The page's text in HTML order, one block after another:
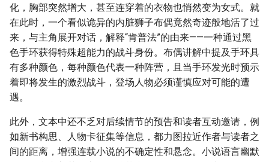
化，胸部突然增大，甚至连穿着的衣物也悄然变为女式。就
在此时，一个看似诡异的内脏狮子布偶竟然奇迹般地活了过
来，与主角展开对话，解释“肯普法”的由来——一种通过黑
色手环获得特殊超能力的战斗身份。布偶讲解中提及手环具
有多种颜色，每种颜色代表一种阵营，且当手环发光时预示
着即将发生的激烈战斗，登场人物必须谨慎应对可能的遭
遇。
此外，文本中还不乏对后续情节的预告和读者互动邀请，例
如新书构思、人物卡征集等信息，都力图拉近作者与读者之
间的距离，增强连载小说的不确定性和悬念。小说语言幽默